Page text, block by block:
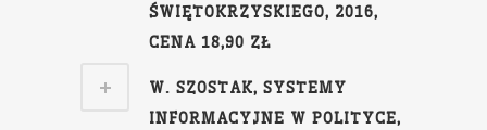
ŚWIĘTOKRZYSKIEGO, 2016,
CENA 18,90 ZŁ
W. SZOSTAK, SYSTEMY
INFORMACYJNE W POLITYCE,